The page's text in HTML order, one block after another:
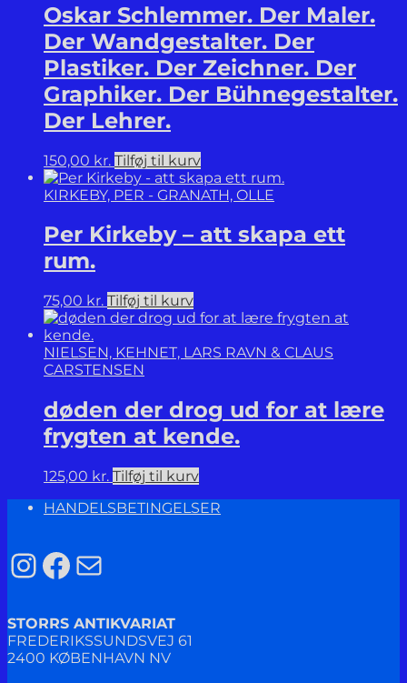
Oskar Schlemmer. Der Maler.
Der Wandgestalter. Der
Plastiker. Der Zeichner. Der
Graphiker. Der Bühnegestalter.
Der Lehrer.
150,00 kr. Tilføj til kurv
KIRKEBY, PER - GRANATH, OLLE
Per Kirkeby – att skapa ett
rum.
75,00 kr. Tilføj til kurv
NIELSEN, KEHNET, LARS RAVN & CLAUS
CARSTENSEN
døden der drog ud for at lære
frygten at kende.
125,00 kr. Tilføj til kurv
HANDELSBETINGELSER
Instagram
Facebook
Mail
STORRS ANTIKVARIAT
FREDERIKSSUNDSVEJ 61
2400 KØBENHAVN NV